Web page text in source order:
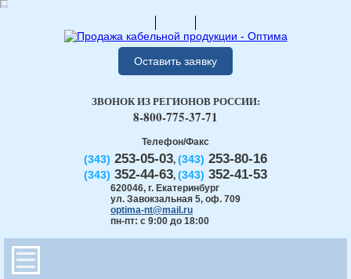
Оставить заявку
Телефон/Факс
(343) 253-05-03, (343) 253-80-16
(343) 352-44-63, (343) 352-41-53
620046, г. Екатеринбург
ул. Завокзальная 5, оф. 709
optima-nt@mail.ru
пн-пт: с 9:00 до 18:00
ЗВОНОК ИЗ РЕГИОНОВ РОССИИ:
8-800-775-37-71